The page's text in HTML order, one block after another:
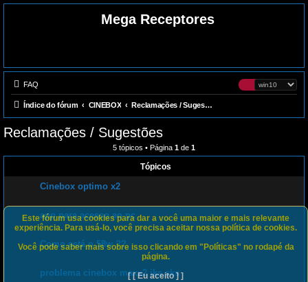
Mega Receptores
FAQ
Índice do fórum CINEBOX Reclamações / Sugestões
Reclamações / Sugestões
5 tópicos • Página 1 de 1
Tópicos
Cinebox optimo x2
app para acesso ao pc
Como está o 58w ??
problema cinebox maxx2 iks sks
Este fórum usa cookies para dar a você uma maior e mais relevante
experiência. Para usá-lo, você precisa aceitar nossa política de cookies.
Você pode saber mais sobre isso clicando em "Políticas" no rodapé da
página.
[ [ Eu aceito ] ]